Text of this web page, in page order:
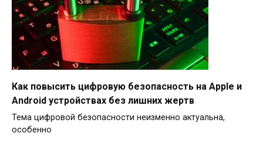
Как повысить цифровую безопасность на Apple и
Android устройствах без лишних жертв
Тема цифровой безопасности неизменно актуальна,
особенно